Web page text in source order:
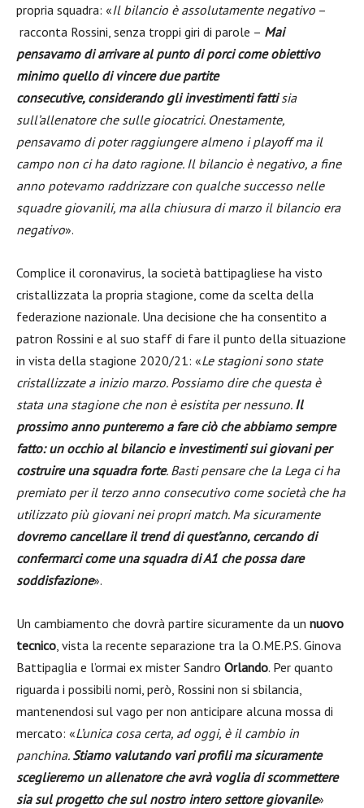
propria squadra: «Il bilancio è assolutamente negativo –
racconta Rossini, senza troppi giri di parole – Mai
pensavamo di arrivare al punto di porci come obiettivo
minimo quello di vincere due partite
consecutive, considerando gli investimenti fattisia
sull’allenatore che sulle giocatrici. Onestamente,
pensavamo di poter raggiungere almeno i playoff ma il
campo non ci ha dato ragione. Il bilancio è negativo, a fine
anno potevamo raddrizzare con qualche successo nelle
squadre giovanili, ma alla chiusura di marzo il bilancio era
negativo».
Complice il coronavirus, la società battipagliese ha visto
cristallizzata la propria stagione, come da scelta della
federazione nazionale. Una decisione che ha consentito a
patron Rossini e al suo staff di fare il punto della situazione
in vista della stagione 2020/21: «Le stagioni sono state
cristallizzate a inizio marzo. Possiamo dire che questa è
stata una stagione che non è esistita per nessuno. Il
prossimo anno punteremo a fare ciò che abbiamo sempre
fatto: un occhio al bilancio e investimenti sui giovani per
costruire una squadra forte. Basti pensare che la Lega ci ha
premiato per il terzo anno consecutivo come società che ha
utilizzato più giovani nei propri match. Ma sicuramente
dovremo cancellare il trend di quest’anno, cercando di
confermarci come una squadra di A1 che possa dare
soddisfazione».
Un cambiamento che dovrà partire sicuramente da un nuovo
tecnico, vista la recente separazione tra la O.ME.P.S. Ginova
Battipaglia e l’ormai ex mister Sandro Orlando. Per quanto
riguarda i possibili nomi, però, Rossini non si sbilancia,
mantenendosi sul vago per non anticipare alcuna mossa di
mercato: «L’unica cosa certa, ad oggi, è il cambio in
panchina. Stiamo valutando vari profili ma sicuramente
sceglieremo un allenatore che avrà voglia di scommettere
sia sul progetto che sul nostro intero settore giovanile»